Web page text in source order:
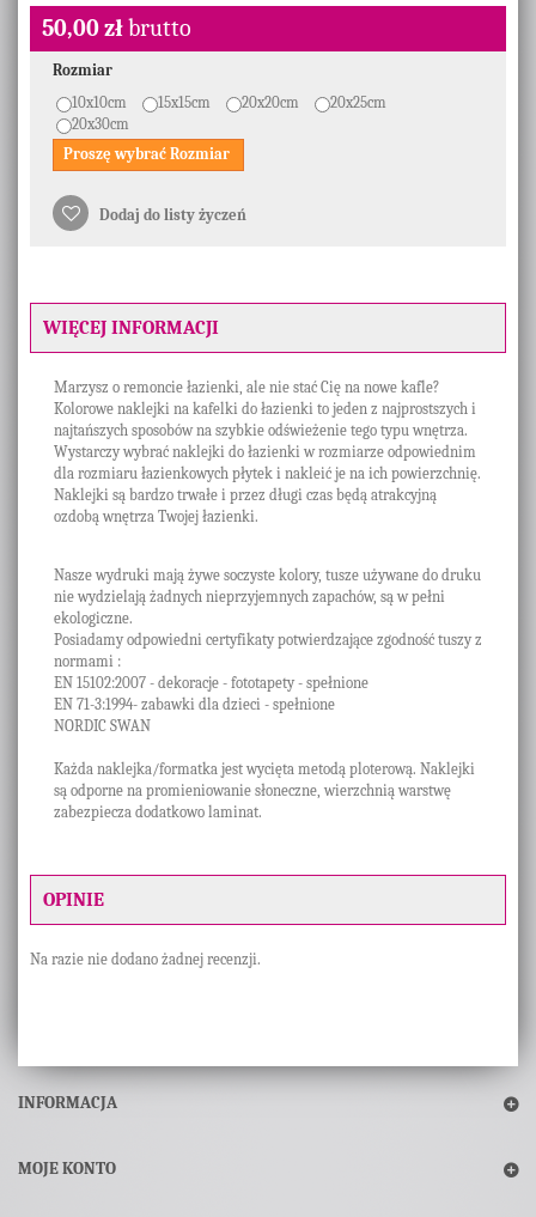
50,00 złbrutto
Rozmiar
10x10cm
15x15cm 20x20cm
20x25cm
20x30cm
Proszę wybrać Rozmiar
Dodaj do listy życzeń
WIĘCEJ INFORMACJI
Marzysz o remoncie łazienki, ale nie stać Cię na nowe kafle?
Kolorowe naklejki na kafelki do łazienki to jeden z najprostszych i
najtańszych sposobów na szybkie odświeżenie tego typu wnętrza.
Wystarczy wybrać naklejki do łazienki w rozmiarze odpowiednim
dla rozmiaru łazienkowych płytek i nakleić je na ich powierzchnię.
Naklejki są bardzo trwałe i przez długi czas będą atrakcyjną
ozdobą wnętrza Twojej łazienki.
Nasze wydruki mają żywe soczyste kolory, tusze używane do druku
nie wydzielają żadnych nieprzyjemnych zapachów, są w pełni
ekologiczne.
Posiadamy odpowiedni certyfikaty potwierdzające zgodność tuszy z
normami :
EN 15102:2007 - dekoracje - fototapety - spełnione
EN 71-3:1994- zabawki dla dzieci - spełnione
NORDIC SWAN
Każda naklejka/formatka jest wycięta metodą ploterową. Naklejki
są odporne na promieniowanie słoneczne, wierzchnią warstwę
zabezpiecza dodatkowo laminat.
OPINIE
Na razie nie dodano żadnej recenzji.
INFORMACJA
MOJE KONTO